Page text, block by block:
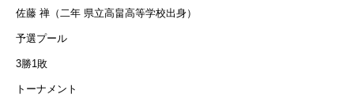
佐藤 禅（二年 県立高畠高等学校出身）
予選プール
3勝1敗
トーナメント